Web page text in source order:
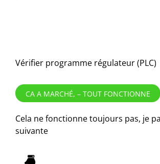
Vérifier programme régulateur (PLC)
CA A MARCHÉ, – TOUT FONCTIONNE
Cela ne fonctionne toujours pas, je
suivante